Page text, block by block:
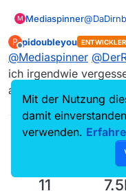
M Mediaspinner@
gleichen
Ich hab
P
Offline
pidoubleyou ENTWICKLER
@Mediaspinner @
ich irgendwie
auf meinem Laptop
11
Mit der Nutzung
damit
verwenden.